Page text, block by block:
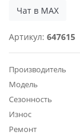
Чат в MAX
Артикул: 647615
Производитель
Модель
Сезонность
Износ
Ремонт